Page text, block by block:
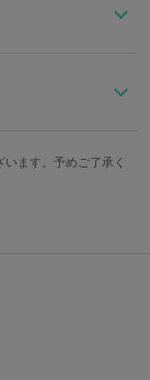
バッグを発売し
た。
衣装のレースア
みました。「マモ
ます。予めご了承く